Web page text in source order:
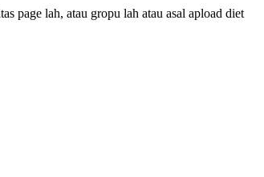
page lah, atau gropu lah atau asal apload diet